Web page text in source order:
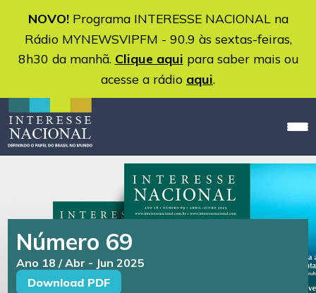
NOVO!Programa INTERESSE NACIONAL na
Rádio MYNEWSVIPFM - 90.9 às sextas-feiras,
8h30 da manhã. Clique aqui para saber mais ou
acesse a rádio aqui.
Número 69
Ano 18 / Abr - Jun 2025
Download PDF